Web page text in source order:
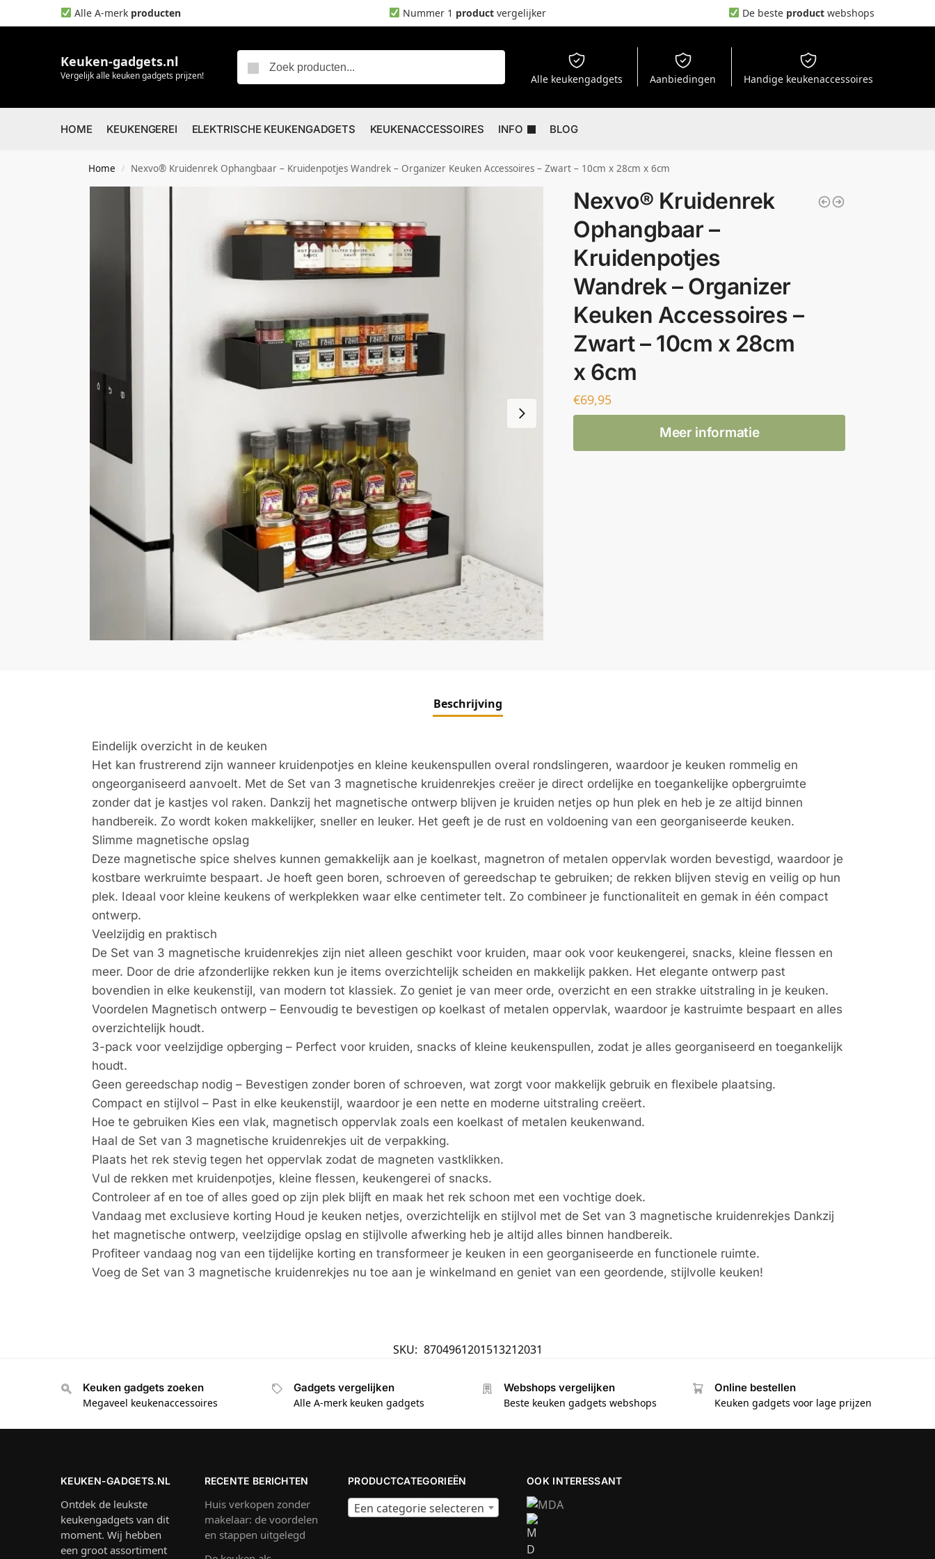
Alle A-merk producten Nummer 1 productvergelijker De beste product webshops
Keuken-gadgets.nl
Vergelijk alle keuken gadgets prijzen! Alle keukengadgets Aanbiedingen Handige keukenaccessoires
HOME KEUKENGEREI ELEKTRISCHE KEUKENGADGETS KEUKENACCESSOIRES INFO BLOG
Home / Nexvo® Kruidenrek Ophangbaar – Kruidenpotjes Wandrek – Organizer Keuken Accessoires – Zwart – 10cm x 28cm x 6cm
Nexvo® Kruidenrek
Ophangbaar –
Kruidenpotjes
Wandrek – Organizer
Keuken Accessoires –
Zwart – 10cm x 28cm
x 6cm
€69,95
Meer informatie
Beschrijving
Eindelijk overzicht in de keuken
Het kan frustrerend zijn wanneer kruidenpotjes en kleine keukenspullen overal rondslingeren, waardoor je keuken rommelig en
ongeorganiseerd aanvoelt. Met de Set van 3 magnetische kruidenrekjes creëer je direct ordelijke en toegankelijke opbergruimte
zonder dat je kastjes vol raken. Dankzij het magnetische ontwerp blijven je kruiden netjes op hun plek en heb je ze altijd binnen
handbereik. Zo wordt koken makkelijker, sneller en leuker. Het geeft je de rust en voldoening van een georganiseerde keuken.
Slimme magnetische opslag
Deze magnetische spice shelves kunnen gemakkelijk aan je koelkast, magnetron of metalen oppervlak worden bevestigd, waardoor je
kostbare werkruimte bespaart. Je hoeft geen boren, schroeven of gereedschap te gebruiken; de rekken blijven stevig en veilig op hun
plek. Ideaal voor kleine keukens of werkplekken waar elke centimeter telt. Zo combineer je functionaliteit en gemak in één compact
ontwerp.
Veelzijdig en praktisch
De Set van 3 magnetische kruidenrekjes zijn niet alleen geschikt voor kruiden, maar ook voor keukengerei, snacks, kleine flessen en
meer. Door de drie afzonderlijke rekken kun je items overzichtelijk scheiden en makkelijk pakken. Het elegante ontwerp past
bovendien in elke keukenstijl, van modern tot klassiek. Zo geniet je van meer orde, overzicht en een strakke uitstraling in je keuken.
Voordelen Magnetisch ontwerp – Eenvoudig te bevestigen op koelkast of metalen oppervlak, waardoor je kastruimte bespaart en alles
overzichtelijk houdt.
3-pack voor veelzijdige opberging – Perfect voor kruiden, snacks of kleine keukenspullen, zodat je alles georganiseerd en toegankelijk
houdt.
Geen gereedschap nodig – Bevestigen zonder boren of schroeven, wat zorgt voor makkelijk gebruik en flexibele plaatsing.
Compact en stijlvol – Past in elke keukenstijl, waardoor je een nette en moderne uitstraling creëert.
Hoe te gebruiken Kies een vlak, magnetisch oppervlak zoals een koelkast of metalen keukenwand.
Haal de Set van 3 magnetische kruidenrekjes uit de verpakking.
Plaats het rek stevig tegen het oppervlak zodat de magneten vastklikken.
Vul de rekken met kruidenpotjes, kleine flessen, keukengerei of snacks.
Controleer af en toe of alles goed op zijn plek blijft en maak het rek schoon met een vochtige doek.
Vandaag met exclusieve korting Houd je keuken netjes, overzichtelijk en stijlvol met de Set van 3 magnetische kruidenrekjes Dankzij
het magnetische ontwerp, veelzijdige opslag en stijlvolle afwerking heb je altijd alles binnen handbereik.
Profiteer vandaag nog van een tijdelijke korting en transformeer je keuken in een georganiseerde en functionele ruimte.
Voeg de Set van 3 magnetische kruidenrekjes nu toe aan je winkelmand en geniet van een geordende, stijlvolle keuken!
SKU: 8704961201513212031
Keuken gadgets zoeken
Megaveel keukenaccessoires
Gadgets vergelijken
Alle A-merk keuken gadgets
Webshops vergelijken
Beste keuken gadgets webshops
Online bestellen
Keuken gadgets voor lage prijzen
KEUKEN-GADGETS.NL
Ontdek de leukste
keukengadgets van dit
moment. Wij hebben
een groot assortiment
RECENTE BERICHTEN
Huis verkopen zonder
makelaar: de voordelen
en stappen uitgelegd
PRODUCTCATEGORIEËN
Een categorie selecteren
OOK INTERESSANT